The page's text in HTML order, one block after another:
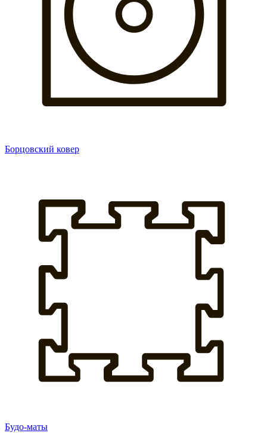
Борцовский ковер
Будо-маты